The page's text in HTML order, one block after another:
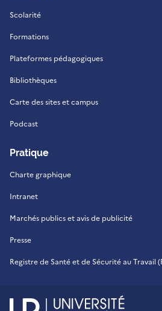
Scolarité
Formations
Plateformes pédagogiques
Bibliothèques
Carte des sites et campus
Podcast
Pratique
Charte graphique
Intranet
Marchés publics et avis de publicité
Presse
Registre de Santé et de Sécurité au Travail